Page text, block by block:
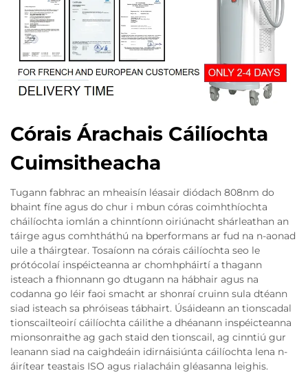
Córais Árachais Cáilíochta
Cuimsitheacha
Tugann fabhrac an mheaisín léasair diódach 808nm do
bhaint fíne agus do chur i mbun córas coimhthíochta
cháilíochta iomlán a chinntíonn oiriúnacht shárleathan an
táirge agus comhtháthú na bperformans ar fud na n-aonad
uile a tháirgtear. Tosaíonn na córais cáilíochta seo le
prótócolaí inspéicteanna ar chomhpháirtí a thagann
isteach a fhionnann go dtugann na hábhair agus na
codanna go léir faoi smacht ar shonraí cruinn sula dtéann
siad isteach sa phróiseas tábhairt. Úsáideann an tionscadal
tionscailteoirí cáilíochta cáilithe a dhéanann inspéicteanna
mionsonraithe ag gach staid den tionscail, ag cinntiú gur
leanann siad na caighdeáin idirnáisiúnta cáilíochta lena n-
áirítear teastais ISO agus rialacháin gléasanna leighis.